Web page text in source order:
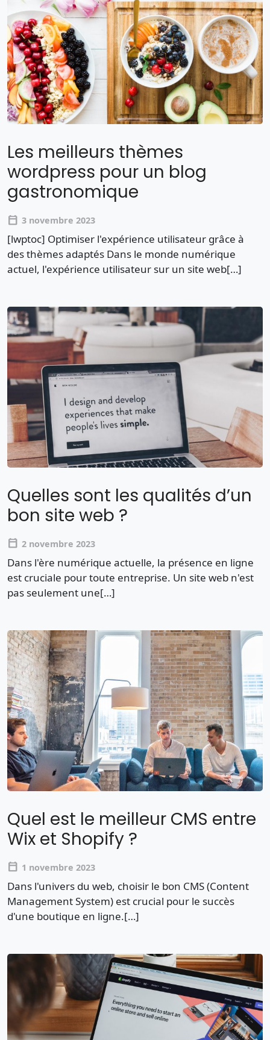
Les meilleurs thèmes
wordpress pour un blog
gastronomique
calendar_today 3 novembre 2023
[lwptoc] Optimiser l'expérience utilisateur grâce à
des thèmes adaptés Dans le monde numérique
actuel, l'expérience utilisateur sur un site web[…]
Quelles sont les qualités d’un
bon site web ?
calendar_today 2 novembre 2023
Dans l'ère numérique actuelle, la présence en ligne
est cruciale pour toute entreprise. Un site web n'est
pas seulement une[…]
Quel est le meilleur CMS entre
Wix et Shopify ?
calendar_today 1 novembre 2023
Dans l'univers du web, choisir le bon CMS (Content
Management System) est crucial pour le succès
d'une boutique en ligne.[…]